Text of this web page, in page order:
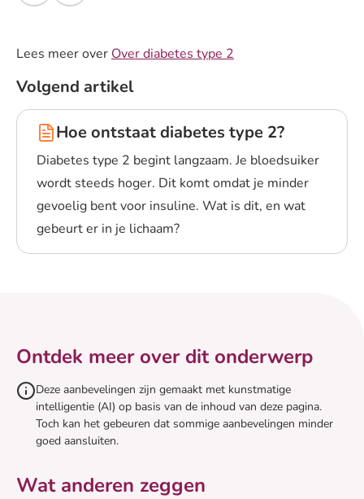
Lees meer over Over diabetes type 2
Volgend artikel
Hoe ontstaat diabetes type 2?
Diabetes type 2 begint langzaam. Je bloedsuiker
wordt steeds hoger. Dit komt omdat je minder
gevoelig bent voor insuline. Wat is dit, en wat
gebeurt er in je lichaam?
Lees meer over Hoe ontstaat diabetes type 2?
Ontdek meer over dit onderwerp
Deze aanbevelingen zijn gemaakt met kunstmatige
intelligentie (AI) op basis van de inhoud van deze pagina.
Toch kan het gebeuren dat sommige aanbevelingen minder
goed aansluiten.
Wat anderen zeggen